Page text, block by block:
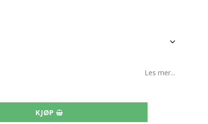
Les mer...
KJØP